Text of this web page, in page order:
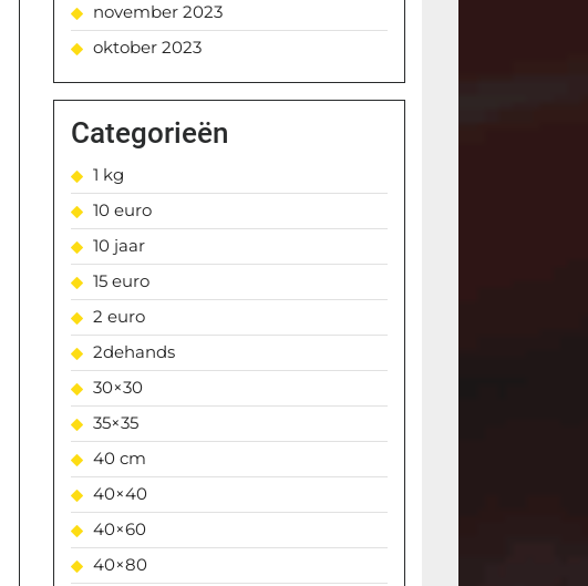
november 2023
oktober 2023
Categorieën
1 kg
10 euro
10 jaar
15 euro
2 euro
2dehands
30×30
35×35
40 cm
40×40
40×60
40×80